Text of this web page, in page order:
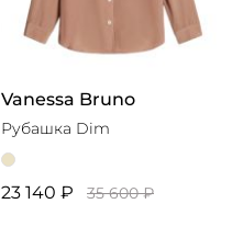
Vanessa Bruno
Рубашка Dim
23 140 ₽ 35 600 ₽